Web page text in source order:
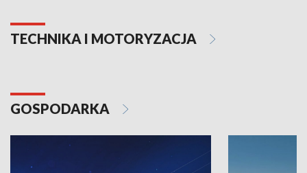
TECHNIKA I MOTORYZACJA
GOSPODARKA